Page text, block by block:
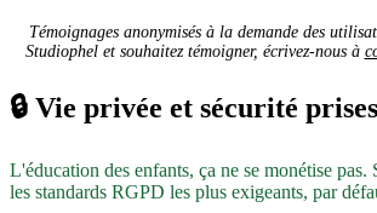
Témoignages anonymisés à la demande des
Studiophel et souhaitez témoigner, écrivez-nous à
🔒 Vie privée et sécurité
L'éducation des enfants, ça ne se monétise
les standards RGPD les plus exigeants, par